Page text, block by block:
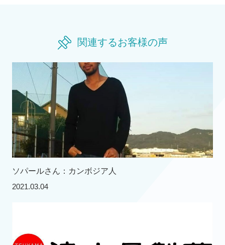
関連するお客様の声
ソパールさん：カンボジア人
2021.03.04